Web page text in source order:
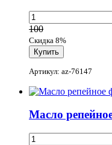
100
Скидка 8%
Артикул: az-76147
Масло